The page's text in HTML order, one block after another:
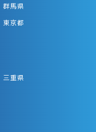
群馬県
東京都
三重県